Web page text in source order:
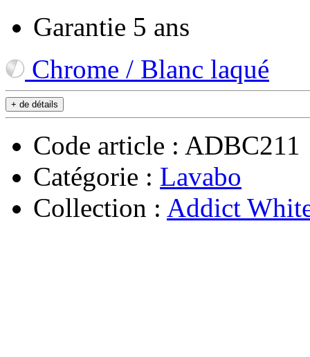
Garantie 5 ans
Chrome / Blanc laqué
+ de détails
Code article : ADBC211
Catégorie : Lavabo
Collection : Addict